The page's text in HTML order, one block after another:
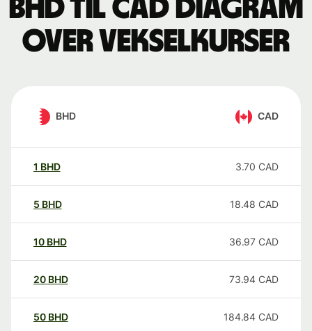
BHD til CAD Diagram
over vekselkurser
BHD CAD
1 BHD 3.70 CAD
5 BHD 18.48 CAD
10 BHD 36.97 CAD
20 BHD 73.94 CAD
50 BHD 184.84 CAD